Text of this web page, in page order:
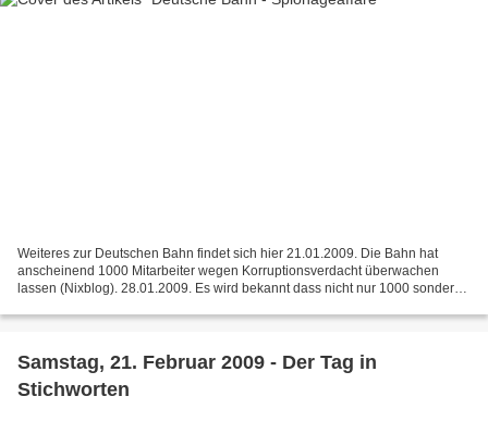
Weiteres zur Deutschen Bahn findet sich hier 21.01.2009. Die Bahn hat
anscheinend 1000 Mitarbeiter wegen Korruptionsverdacht überwachen
lassen (Nixblog). 28.01.2009. Es wird bekannt dass nicht nur 1000 sondern
Samstag, 21. Februar 2009 - Der Tag in
Stichworten